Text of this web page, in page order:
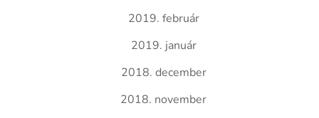
2019. február
2019. január
2018. december
2018. november